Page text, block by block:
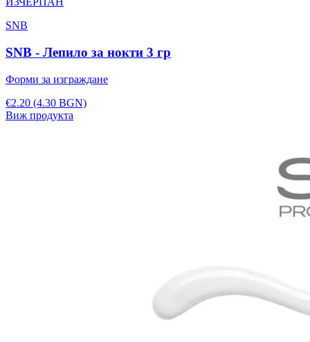
SNB
SNB - Лепило за нокти 3 гр
Форми за изграждане
€2.20 (4.30 BGN)
Виж продукта